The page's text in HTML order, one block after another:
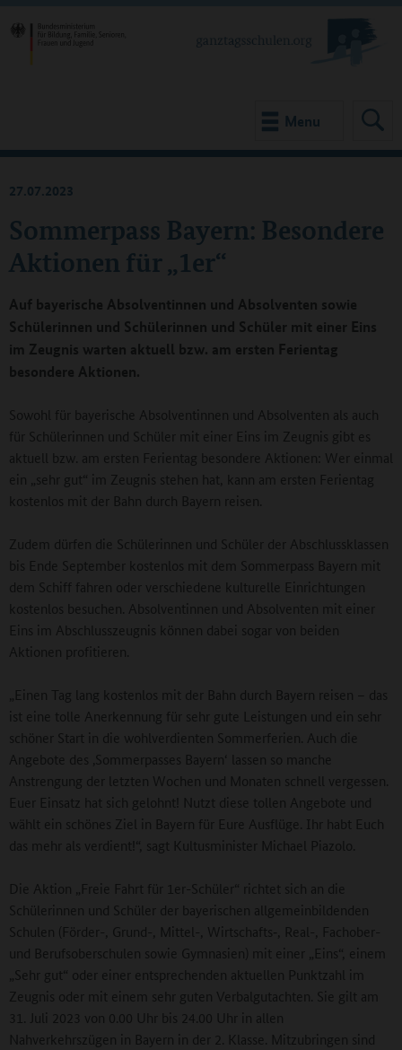
Menu
Sommerpass Bayern: Besondere
Aktionen für „1er“
27.07.2023
Auf bayerische Absolventinnen und Absolventen sowie
Schülerinnen und Schülerinnen und Schüler mit einer Eins
im Zeugnis warten aktuell bzw. am ersten Ferientag
besondere Aktionen.
Sowohl für bayerische Absolventinnen und Absolventen als auch
für Schülerinnen und Schüler mit einer Eins im Zeugnis gibt es
aktuell bzw. am ersten Ferientag besondere Aktionen: Wer einmal
ein „sehr gut“ im Zeugnis stehen hat, kann am ersten Ferientag
kostenlos mit der Bahn durch Bayern reisen.
Zudem dürfen die Schülerinnen und Schüler der Abschlussklassen
bis Ende September kostenlos mit dem Sommerpass Bayern mit
dem Schiff fahren oder verschiedene kulturelle Einrichtungen
kostenlos besuchen. Absolventinnen und Absolventen mit einer
Eins im Abschlusszeugnis können dabei sogar von beiden
Aktionen profitieren.
„Einen Tag lang kostenlos mit der Bahn durch Bayern reisen – das
ist eine tolle Anerkennung für sehr gute Leistungen und ein sehr
schöner Start in die wohlverdienten Sommerferien. Auch die
Angebote des ‚Sommerpasses Bayern‘ lassen so manche
Anstrengung der letzten Wochen und Monaten schnell vergessen.
Euer Einsatz hat sich gelohnt! Nutzt diese tollen Angebote und
wählt ein schönes Ziel in Bayern für Eure Ausflüge. Ihr habt Euch
das mehr als verdient!“, sagt Kultusminister Michael Piazolo.
Die Aktion „Freie Fahrt für 1er-Schüler“ richtet sich an die
Schülerinnen und Schüler der bayerischen allgemeinbildenden
Schulen (Förder-, Grund-, Mittel-, Wirtschafts‑, Real-, Fachober-
und Berufsoberschulen sowie Gymnasien) mit einer „Eins“, einem
„Sehr gut“ oder einer entsprechenden aktuellen Punktzahl im
Zeugnis oder mit einem sehr guten Verbalgutachten. Sie gilt am
31. Juli 2023 von 0.00 Uhr bis 24.00 Uhr in allen
Nahverkehrszügen in Bayern in der 2. Klasse. Mitzubringen sind